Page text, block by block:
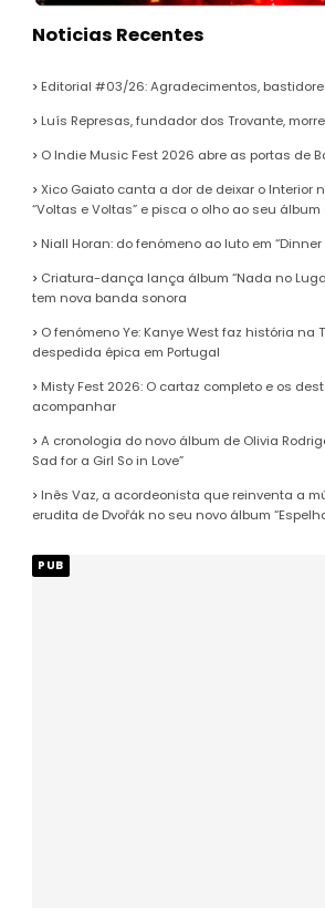
Noticias Recentes
Editorial #03/26: Agradecimentos,
Luís Represas, fundador dos Trovante,
O Indie Music Fest 2026 abre as portas de
Xico Gaiato canta a dor de deixar o Interior
“Voltas e Voltas” e pisca o olho ao seu
Niall Horan: do fenómeno ao luto em “Dinner
Criatura-dança lança álbum “Nada no
tem nova banda sonora
O fenómeno Ye: Kanye West faz história na
despedida épica em Portugal
Misty Fest 2026: O cartaz completo e os
acompanhar
A cronologia do novo álbum de Olivia
Sad for a Girl So in Love”
Inês Vaz, a acordeonista que reinventa a
erudita de Dvořák no seu novo álbum
PUB